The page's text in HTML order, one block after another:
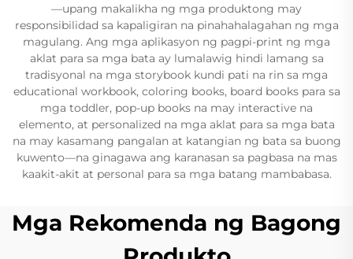
—upang makalikha ng mga produktong may
responsibilidad sa kapaligiran na pinahahalagahan ng mga
magulang. Ang mga aplikasyon ng pagpi-print ng mga
aklat para sa mga bata ay lumalawig hindi lamang sa
tradisyonal na mga storybook kundi pati na rin sa mga
educational workbook, coloring books, board books para sa
mga toddler, pop-up books na may interactive na
elemento, at personalized na mga aklat para sa mga bata
na may kasamang pangalan at katangian ng bata sa buong
kuwento—na ginagawa ang karanasan sa pagbasa na mas
kaakit-akit at personal para sa mga batang mambabasa.
Mga Rekomenda ng Bagong